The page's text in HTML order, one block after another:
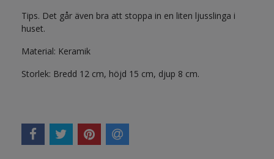
Tips. Det går även bra att stoppa in en liten ljusslinga i
huset.
Material: Keramik
Storlek: Bredd 12 cm, höjd 15 cm, djup 8 cm.